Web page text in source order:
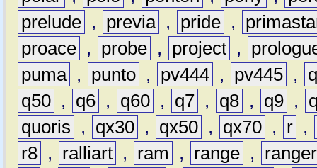
prelude , previa , pride ,
proace , probe , project ,
puma , punto , pv444 , pv445 ,
q50 , q6 , q60 , q7 , q8 , q9 ,
quoris
, qx30 , qx50 , qx70 , r ,
r8 , ralliart , ram , range ,
ranger